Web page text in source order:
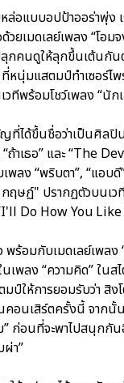
อแบบอปป้าออร่าพุ่ง
ยเมดเลย์เพลง “โอม
กคนดูให้ลุกขึ้นเต้นกั
นุ่มแสตมป์ทำเซอร์ไ
พร้อมโชว์เพลง “นัก
ที่ได้ขึ้นชื่อว่าเป็นศิล
ถ้าเธอ” และ “The
ง “พริบตา”, “แอบดี
ษฏ์" ปรากฏตัวบนเว
Do How You
อมกับเมดเลย์เพลง
เพลง “ความคิด” ในส
ป์ให้การยอมรับว่า สิ
คอนเสิร์ตครั้งนี้ จาก
” ก่อนที่จะพาไปสนุ
ผ่า”